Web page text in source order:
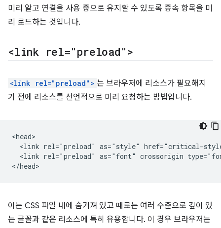
미리 알고 연결을 사용 중으로 유지할 수 있도록 종속 항목을 미
리 로드하는 것입니다.
<link rel="preload">
<link rel="preload"> 는 브라우저에 리소스가 필요해지
기 전에 리소스를 선언적으로 미리 요청하는 방법입니다.
<head>
<link rel="preload" as="style" href="critical-
<link rel="preload" as="font" crossorigin
이는 CSS 파일 내에 숨겨져 있고 때로는 여러 수준으로 깊이 있
는 글꼴과 같은 리소스에 특히 유용합니다. 이 경우 브라우저는